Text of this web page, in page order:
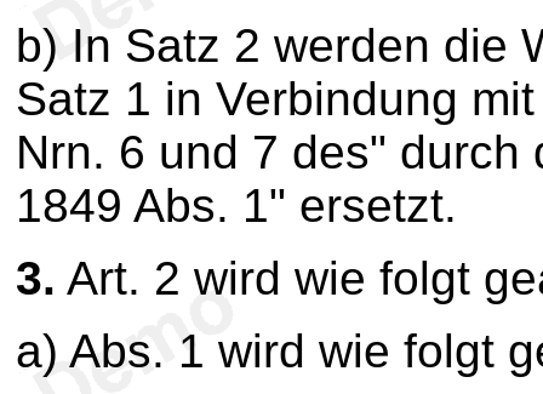
b) In Satz 2 werden die
Satz 1 in Verbindung
Nrn. 6 und 7 des" durch
1849 Abs. 1" ersetzt.
3. Art. 2 wird wie folgt
a) Abs. 1 wird wie folgt